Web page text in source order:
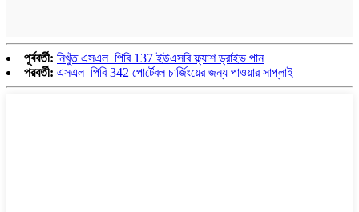
পূর্ববর্তী: নিখুঁত এসএল_পিবি 137 ইউএসবি ফ্ল্যাশ ড্রাইভ পান
পরবর্তী: এসএল_পিবি 342 পোর্টেবল চার্জিংয়ের জন্য পাওয়ার সাপ্লাই